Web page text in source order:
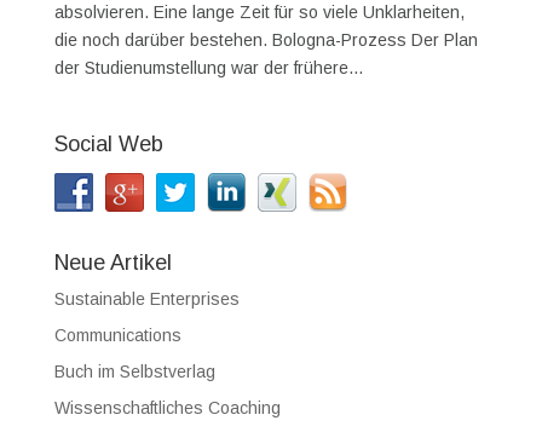
absolvieren. Eine lange Zeit für so viele Unklarheiten,
die noch darüber bestehen. Bologna-Prozess Der Plan
der Studienumstellung war der frühere...
Social Web
Neue Artikel
Sustainable Enterprises
Communications
Buch im Selbstverlag
Wissenschaftliches Coaching